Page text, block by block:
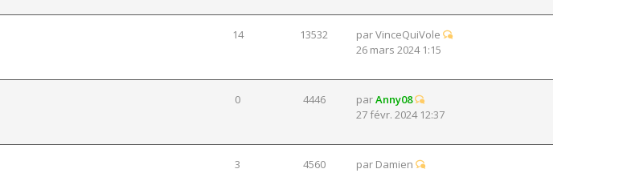
14 13532 parVinceQuiVole
26 mars 2024 1:15
0 4446 parAnny08
27 févr. 2024 12:37
3 4560 par Damien